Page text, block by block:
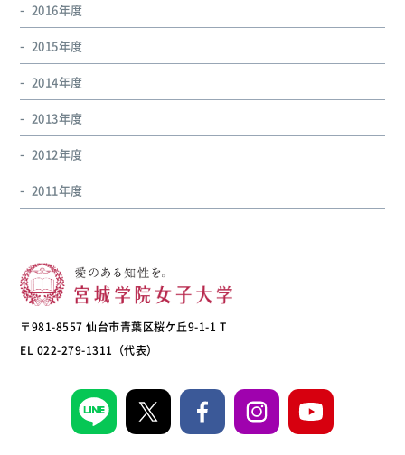
2016年度
2015年度
2014年度
2013年度
2012年度
2011年度
〒981-8557 仙台市青葉区桜ケ丘9-1-1 T
EL 022-279-1311（代表）